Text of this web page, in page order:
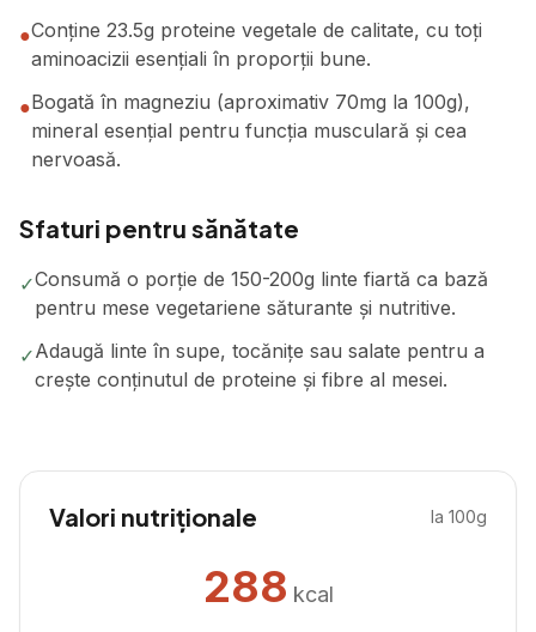
●Conține 23.5g proteine vegetale de calitate, cu toți
aminoacizii esențiali în proporții bune.
●Bogată în magneziu (aproximativ 70mg la 100g),
mineral esențial pentru funcția musculară și cea
nervoasă.
Sfaturi pentru sănătate
✓Consumă o porție de 150-200g linte fiartă ca bază
pentru mese vegetariene săturante și nutritive.
✓Adaugă linte în supe, tocănițe sau salate pentru a
crește conținutul de proteine și fibre al mesei.
Valori nutriționale la 100g
288 kcal